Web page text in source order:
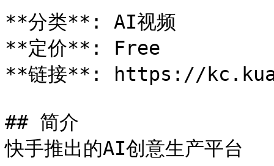
**分类**: AI视频
**定价**: Free
**链接**: https://
## 简介
快手推出的AI创意生产平台